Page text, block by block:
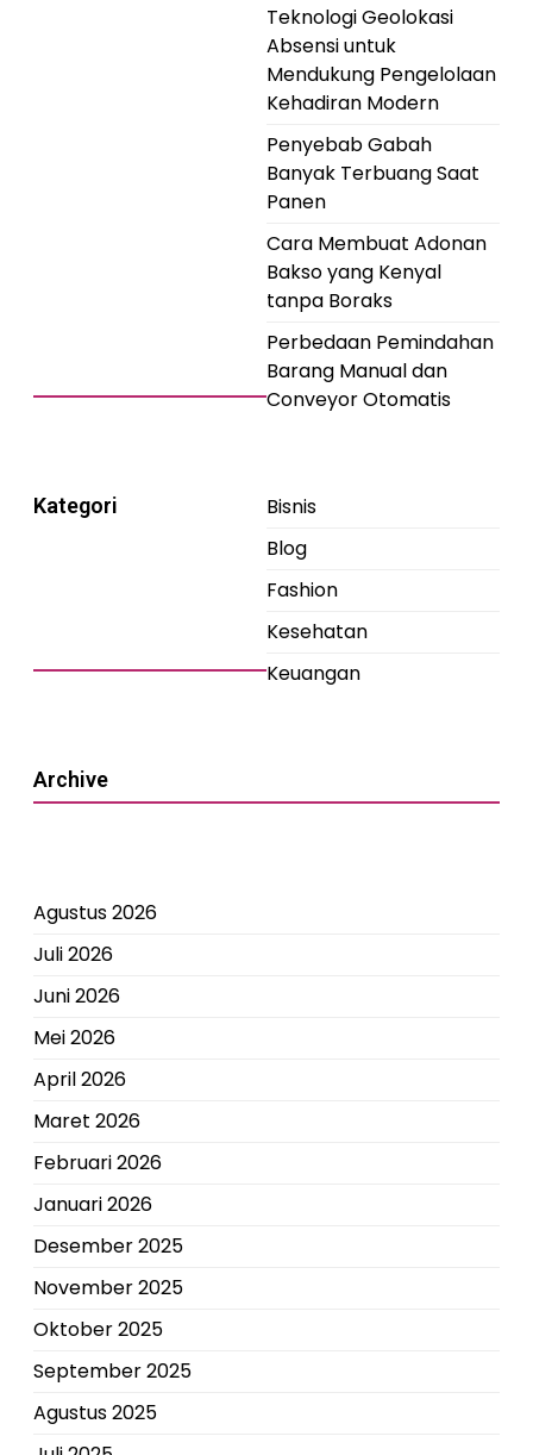
Teknologi Geolokasi
Absensi untuk
Mendukung Pengelolaan
Kehadiran Modern
Penyebab Gabah
Banyak Terbuang Saat
Panen
Cara Membuat Adonan
Bakso yang Kenyal
tanpa Boraks
Perbedaan Pemindahan
Barang Manual dan
Conveyor Otomatis
Kategori
Bisnis
Blog
Fashion
Kesehatan
Keuangan
Archive
Agustus 2026
Juli 2026
Juni 2026
Mei 2026
April 2026
Maret 2026
Februari 2026
Januari 2026
Desember 2025
November 2025
Oktober 2025
September 2025
Agustus 2025